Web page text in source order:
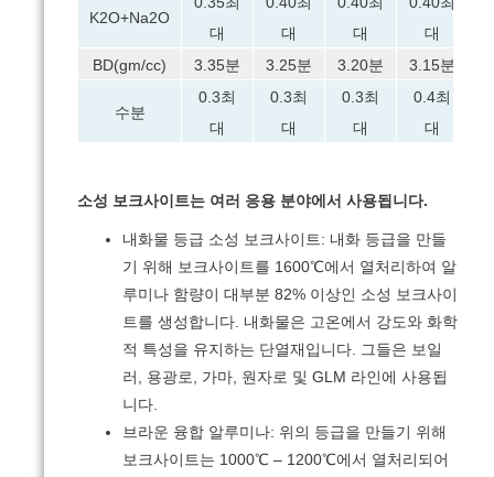
K2O+Na2O
대
대
대
대
BD(gm/cc) 3.35분 3.25분 3.20분 3.15분
수분
0.3최
대
0.3최
대
0.3최
대
0.4최
대
소성 보크사이트는 여러 응용 분야에서 사용됩니다.
내화물 등급 소성 보크사이트: 내화 등급을 만들
기 위해 보크사이트를 1600℃에서 열처리하여 알
루미나 함량이 대부분 82% 이상인 소성 보크사이
트를 생성합니다. 내화물은 고온에서 강도와 화학
적 특성을 유지하는 단열재입니다.
그들은 보일
러, 용광로, 가마, 원자로 및 GLM 라인에 사용됩
니다.
브라운 융합 알루미나: 위의 등급을 만들기 위해
보크사이트는 1000℃ – 1200℃에서 열처리되어